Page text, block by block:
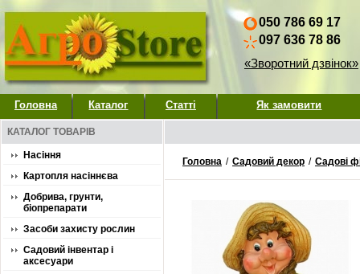
050 786 69 17
097 636 78 86
«Зворотний дзвінок»
Головна Каталог Статті Як замовити
КАТАЛОГ ТОВАРІВ
Насіння
Картопля насіннєва
Добрива, грунти,
біопрепарати
Засоби захисту рослин
Садовий інвентар і
аксесуари
Головна / Садовий декор / Садові